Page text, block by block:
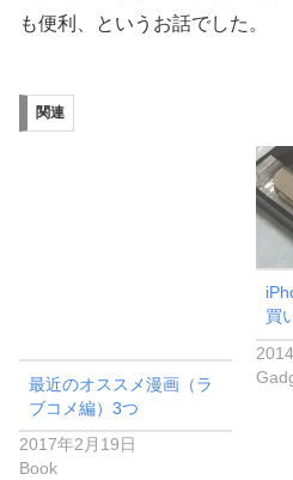
も便利、というお話でした。
関連
最近のオススメ漫画（ラ
ブコメ編）3つ
2017年2月19日
Book
買